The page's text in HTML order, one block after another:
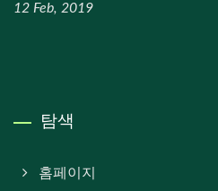
12 Feb, 2019
탐색
홈페이지